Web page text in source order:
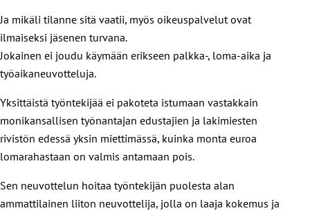
Ja mikäli tilanne sitä vaatii, myös oikeuspalvelut ovat
ilmaiseksi jäsenen turvana.
Jokainen ei joudu käymään erikseen palkka-, loma-aika ja
työaikaneuvotteluja.
Yksittäistä työntekijää ei pakoteta istumaan vastakkain
monikansallisen työnantajan edustajien ja lakimiesten
rivistön edessä yksin miettimässä, kuinka monta euroa
lomarahastaan on valmis antamaan pois.
Sen neuvottelun hoitaa työntekijän puolesta alan
ammattilainen liiton neuvottelija, jolla on laaja kokemus ja